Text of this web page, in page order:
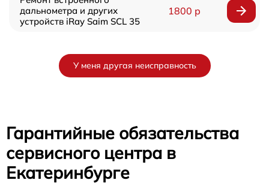
дальнометра и других
устройств iRay Saim SCL 35
1800 р
У меня другая неисправность
Гарантийные обязательства
сервисного центра в
Екатеринбурге